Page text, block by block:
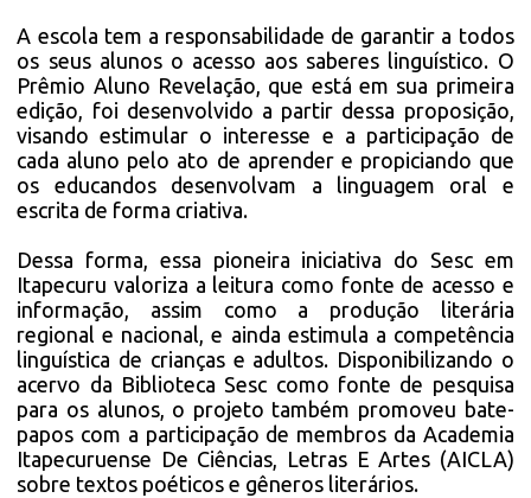
A escola tem a responsabilidade de garantir a todos
os seus alunos o acesso aos saberes linguístico. O
Prêmio Aluno Revelação, que está em sua primeira
edição, foi desenvolvido a partir dessa proposição,
visando estimular o interesse e a participação de
cada aluno pelo ato de aprender e propiciando que
os educandos desenvolvam a linguagem oral e
escrita de forma criativa.
Dessa forma, essa pioneira iniciativa do Sesc em
Itapecuru valoriza a leitura como fonte de acesso e
informação, assim como a produção literária
regional e nacional, e ainda estimula a competência
linguística de crianças e adultos. Disponibilizando o
acervo da Biblioteca Sesc como fonte de pesquisa
para os alunos, o projeto também promoveu bate-
papos com a participação de membros da Academia
Itapecuruense De Ciências, Letras E Artes (AICLA)
sobre textos poéticos e gêneros literários.